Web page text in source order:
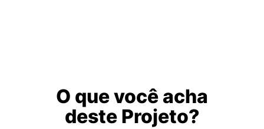
O que você acha
deste Projeto?